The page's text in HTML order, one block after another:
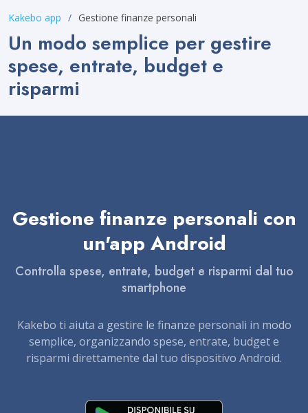
Kakebo app Gestione finanze personali
Un modo semplice per gestire
spese, entrate, budget e
risparmi
Gestione finanze personali con
un'app Android
Controlla spese, entrate, budget e risparmi dal tuo
smartphone
Kakebo ti aiuta a gestire le finanze personali in modo
semplice, organizzando spese, entrate, budget e
risparmi direttamente dal tuo dispositivo Android.